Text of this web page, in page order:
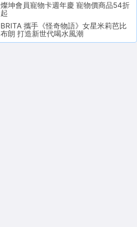
燦坤會員寵物卡週年慶 寵物價商品54折
起
BRITA 攜手《怪奇物語》女星米莉芭比
布朗 打造新世代喝水風潮